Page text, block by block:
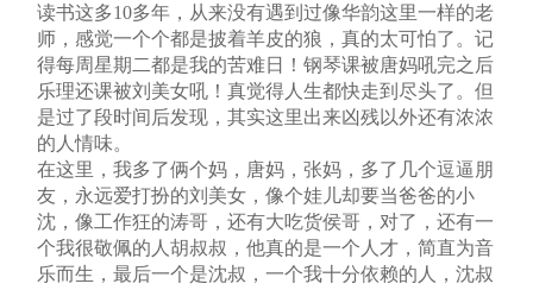
读书这多10多年，从来没有遇到过像华韵这里一样的老
师，感觉一个个都是披着羊皮的狼，真的太可怕了。记
得每周星期二都是我的苦难日！钢琴课被唐妈吼完之后
乐理还课被刘美女吼！真觉得人生都快走到尽头了。但
是过了段时间后发现，其实这里出来凶残以外还有浓浓
的人情味。
在这里，我多了俩个妈，唐妈，张妈，多了几个逗逼朋
友，永远爱打扮的刘美女，像个娃儿却要当爸爸的小
沈，像工作狂的涛哥，还有大吃货侯哥，对了，还有一
个我很敬佩的人胡叔叔，他真的是一个人才，简直为音
乐而生，最后一个是沈叔，一个我十分依赖的人，沈叔